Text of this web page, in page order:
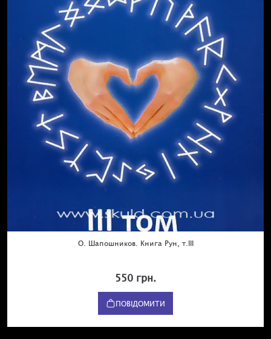
О. Шапошников. Книга Рун, т.III
550 грн.
ПОВІДОМИТИ